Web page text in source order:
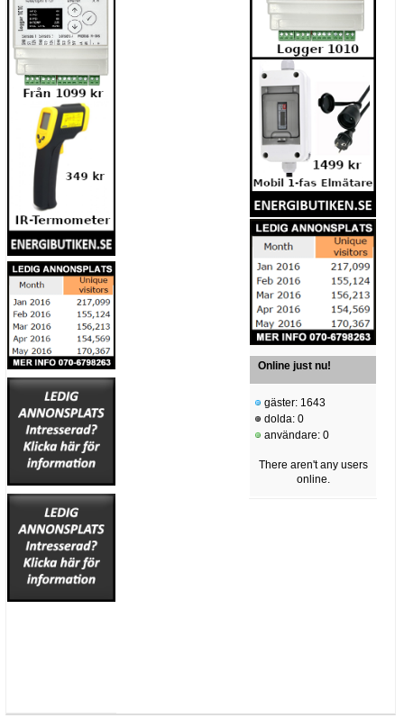
Online just nu!
gäster: 1643
dolda: 0
användare: 0
There aren't any users
online.